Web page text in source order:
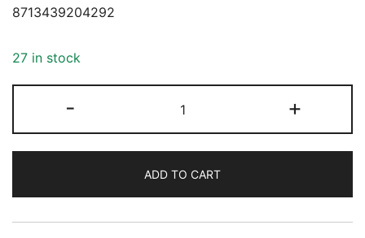
8713439204292
27 in stock
-
PAD
BIGFOOT
20429
TRUST
20429
+
ADD TO CART